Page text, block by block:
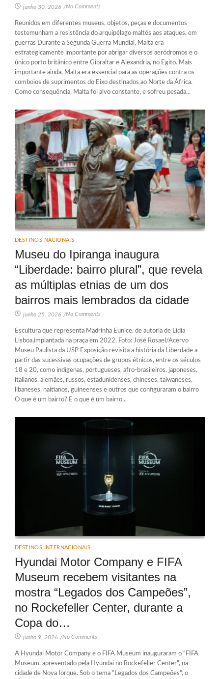
junho 30, 2026 /No Comments
Reunidos em diferentes museus, objetos, peças e documentos
testemunham a resistência do arquipélago maltês aos ataques, em
guerras Durante a Segunda Guerra Mundial, Malta era
estrategicamente importante por abrigar diversos aeródromos e o
único porto britânico entre Gibraltar e Alexandria, no Egito. Mais
importante ainda, Malta era essencial para as operações contra os
comboios de suprimentos do Eixo destinados ao Norte da África.
Como consequência, Malta foi alvo constante, e sofreu pesada...
DESTINOS NACIONAIS
Museu do Ipiranga inaugura
“Liberdade: bairro plural”, que revela
as múltiplas etnias de um dos
bairros mais lembrados da cidade
junho 25, 2026 /No Comments
Escultura que representa Madrinha Eunice, de autoria de Lídia
Lisboa,implantada na praça em 2022. Foto: José Rosael/Acervo
Museu Paulista da USP Exposição revisita a história da Liberdade a
partir das sucessivas ocupações de grupos étnicos, entre os séculos
18 e 20, como indígenas, portugueses, afro-brasileiros, japoneses,
italianos, alemães, russos, estadunidenses, chineses, taiwaneses,
libaneses, haitianos, guineenses e outros que configuraram o bairro
O que é um bairro? E o que é um bairro...
DESTINOS INTERNACIONAIS
Hyundai Motor Company e FIFA
Museum recebem visitantes na
mostra “Legados dos Campeões”,
no Rockefeller Center, durante a
Copa do…
junho 9, 2026 /No Comments
A Hyundai Motor Company e o FIFA Museum inauguraram o “FIFA
Museum, apresentado pela Hyundai no Rockefeller Center”, na
cidade de Nova Iorque. Sob o tema “Legados dos Campeões“, o